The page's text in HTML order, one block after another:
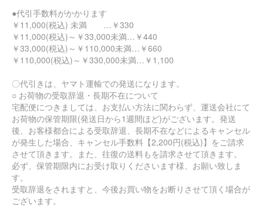
●代引手数料がかかります
￥11,000(税込) 未満 …￥330
￥11,000(税込)～￥33,000未満…￥440
￥33,000(税込)～￥110,000未満…￥660
￥110,000(税込)～￥330,000未満…￥1,100
〇代引きは、ヤマト運輸での発送になります。
○ お荷物の受取辞退・長期不在について
宅配便につきましては、お支払い方法に関わらず、運送会社にて
お荷物の保管期限(発送日から1週間ほど)がございます。発送
後、お客様都合による受取辞退、長期不在などによるキャンセル
が発生した場合、キャンセル手数料【2,200円(税込)】をご請求
させて頂きます。また、往復の送料もを請求させて頂きます。
必ず、保管期限内にお受け取りくださいます様、お願い致しま
す。
受取辞退をされますと、今後お買い物をお断りさせて頂く場合が
ございます。